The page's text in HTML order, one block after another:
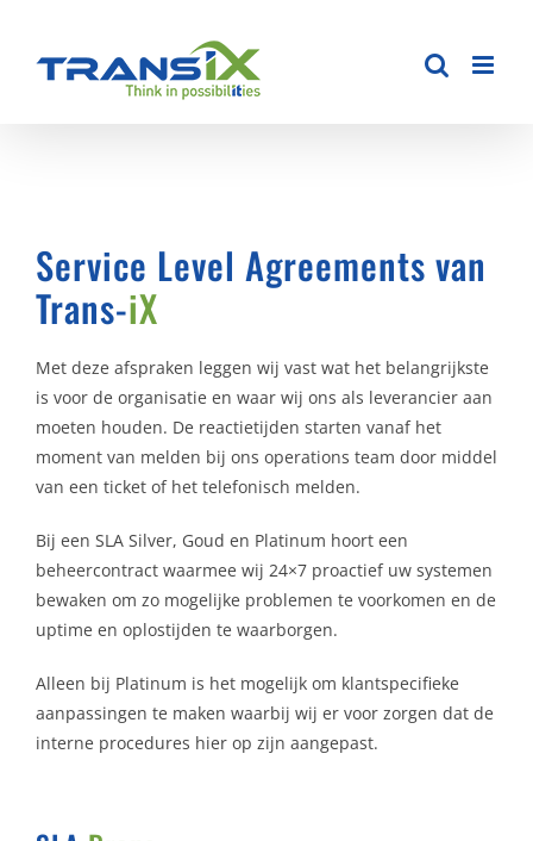
Service Level Agreements van
Trans-iX
Met deze afspraken leggen wij vast wat het belangrijkste
is voor de organisatie en waar wij ons als leverancier aan
moeten houden. De reactietijden starten vanaf het
moment van melden bij ons operations team door middel
van een ticket of het telefonisch melden.
Bij een SLA Silver, Goud en Platinum hoort een
beheercontract waarmee wij 24×7 proactief uw systemen
bewaken om zo mogelijke problemen te voorkomen en de
uptime en oplostijden te waarborgen.
Alleen bij Platinum is het mogelijk om klantspecifieke
aanpassingen te maken waarbij wij er voor zorgen dat de
interne procedures hier op zijn aangepast.